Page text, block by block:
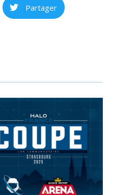
Partager